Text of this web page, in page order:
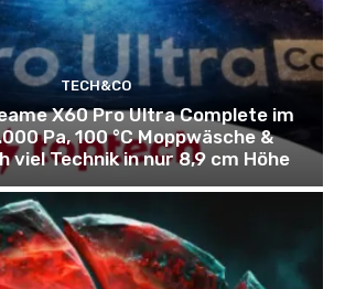
TECH&CO
X60 Pro Ultra Complete im
Pa, 100 °C Moppwäsche &
viel Technik in nur 8,9 cm Höhe